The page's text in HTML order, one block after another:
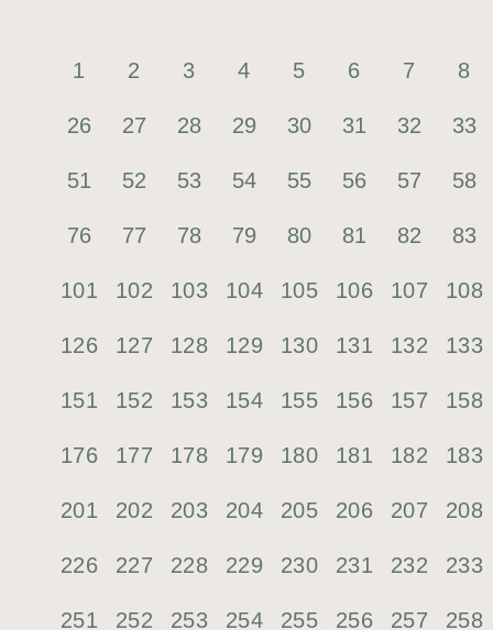
1 2 3 4 5 6 7 8
26 27 28 29 30 31 32 33
51 52 53 54 55 56 57 58
76 77 78 79 80 81 82 83
101 102 103 104 105 106 107 108
126 127 128 129 130 131 132 133
151 152 153 154 155 156 157 158
176 177 178 179 180 181 182 183
201 202 203 204 205 206 207 208
226 227 228 229 230 231 232 233
251 252 253 254 255 256 257 258